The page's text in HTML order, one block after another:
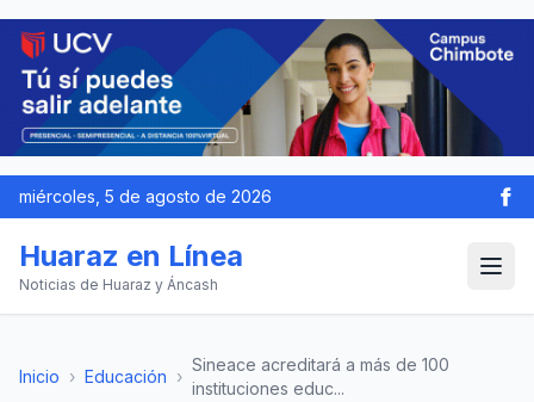
miércoles, 5 de agosto de 2026
Huaraz en Línea
Noticias de Huaraz y Áncash
Inicio › Educación ›
Sineace acreditará a más de 100
instituciones educ...